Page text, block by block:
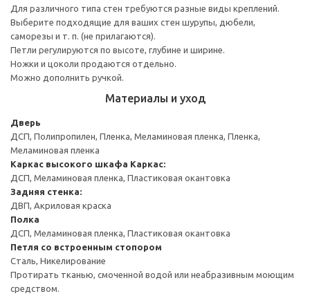
Для различного типа стен требуются разные виды креплений.
Выберите подходящие для ваших стен шурупы, дюбели,
саморезы и т. п. (не прилагаются).
Петли регулируются по высоте, глубине и ширине.
Ножки и цоколи продаются отдельно.
Можно дополнить ручкой.
Материалы и уход
Дверь
ДСП, Полипропилен, Пленка, Меламиновая пленка, Пленка,
Меламиновая пленка
Каркас высокого шкафа Каркас:
ДСП, Меламиновая пленка, Пластиковая окантовка
Задняя стенка:
ДВП, Акриловая краска
Полка
ДСП, Меламиновая пленка, Пластиковая окантовка
Петля со встроенным стопором
Сталь, Никелирование
Протирать тканью, смоченной водой или неабразивным моющим
средством.